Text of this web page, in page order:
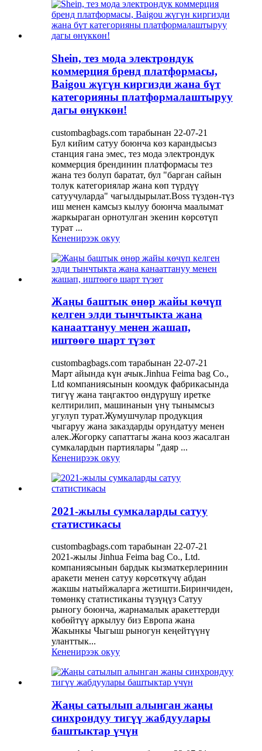
Shein, тез мода электрондук
коммерция бренд платформасы,
Baigou жүгүн киргизди жана бүт
категорияны платформалаштыруу
дагы өнүккөн!
custombagbags.com тарабынан 22-07-21
Бул кийим сатуу боюнча көз карандысыз
станция гана эмес, тез мода электрондук
коммерция брендинин платформасы тез
жана тез болуп баратат, бул "барган сайын
толук категориялар жана көп түрдүү
сатуучуларда" чагылдырылат.Boss түздөн-түз
иш менен камсыз кылуу боюнча маалымат
жаркыраган орнотулган экенин көрсөтүп
турат ...
Кененирээк окуу
Жаңы баштык өнөр жайы көчүп
келген элди тынчтыкта ​​жана
канааттануу менен жашап,
иштөөгө шарт түзөт
custombagbags.com тарабынан 22-07-21
Март айында күн ачык.Jinhua Feima bag Co.,
Ltd компаниясынын коомдук фабрикасында
тигүү жана таңгактоо өндүрүшү иретке
келтирилип, машинанын үнү тынымсыз
угулуп турат.Жумушчулар продукция
чыгаруу жана заказдарды орундатуу менен
алек.Жогорку сапаттагы жана кооз жасалган
сумкалардын партиялары "даяр ...
Кененирээк окуу
2021-жылы сумкаларды сатуу
статистикасы
custombagbags.com тарабынан 22-07-21
2021-жылы Jinhua Feima bag Co., Ltd.
компаниясынын бардык кызматкерлеринин
аракети менен сатуу көрсөткүчү абдан
жакшы натыйжаларга жетишти.Биринчиден,
төмөнкү статистиканы түзүңүз Сатуу
рыногу боюнча, жарнамалык аракеттерди
көбөйтүү аркылуу биз Европа жана
Жакынкы Чыгыш рыногун кеңейтүүнү
уланттык...
Кененирээк окуу
Жаңы сатылып алынган жаңы
синхрондуу тигүү жабдуулары
баштыктар үчүн